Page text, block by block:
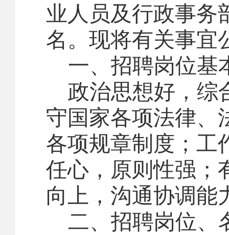
业人员及行政事务
名。现将有关事宜
一、招聘岗位基
政治思想好，综
守国家各项法律、
各项规章制度；工
任心，原则性强；
向上，沟通协调能
二、 招聘岗位、